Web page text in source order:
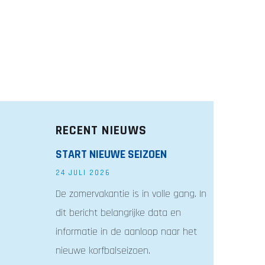
RECENT NIEUWS
START NIEUWE SEIZOEN
24 JULI 2026
De zomervakantie is in volle gang. In
dit bericht belangrijke data en
informatie in de aanloop naar het
nieuwe korfbalseizoen.